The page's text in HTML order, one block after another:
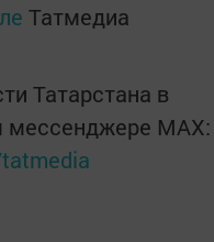
Татмедиа
Татарстана в
мессенджере MАХ: